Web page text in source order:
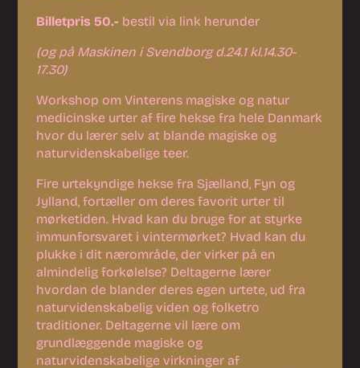
Billetpris 50.- bestil via link herunder
(og på Maskinen i Svendborg d.24.1 kl.14.30-
17.30)
Workshop om Vinterens magiske og natur
medicinske urter af fire hekse fra hele Danmark
hvor du lærer selv at blande magiske og
naturvidenskabelige teer.
Fire urtekyndige hekse fra Sjælland, Fyn og
Jylland, fortæller om deres favorit urter til
mørketiden. Hvad kan du bruge for at styrke
immunforsvaret i vintermørket? Hvad kan du
plukke i dit nærområde, der virker på en
almindelig forkølelse? Deltagerne lærer
hvordan de blander deres egen urtete, ud fra
naturvidenskabelig viden og folketro
traditioner. Deltagerne vil lære om
grundlæggende magiske og
naturvidenskabelige virkninger af